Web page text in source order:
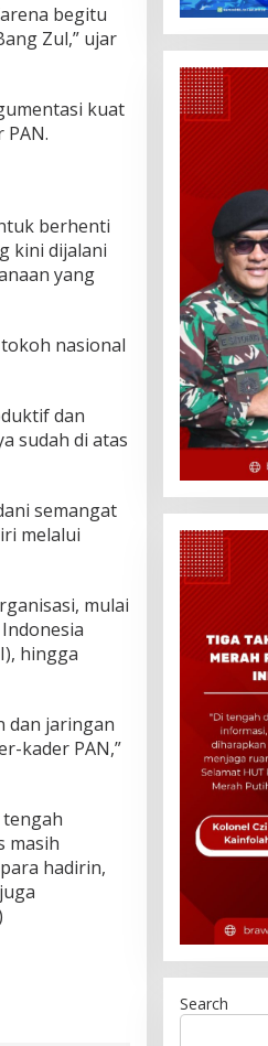
begitu
Zul,” ujar
kuat
berhenti
kini dijalani
yang
nasional
dan
sudah di atas
semangat
melalui
mulai
hingga
dan jaringan
kader PAN,”
masih
hadirin,
Search